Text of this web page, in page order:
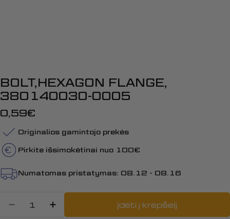
BOLT,HEXAGON FLANGE,
380140030-0005
Įprasta
kaina
0,59€
Originalios gamintojo prekės
Pirkite išsimokėtinai nuo 100€
Numatomas pristatymas: 08.12 - 08.16
Sumažinti kiekį: BOLT,HEXAGON
Padidinti BOLT,HEXAGON
Įdėti į krepšelį